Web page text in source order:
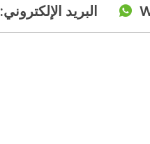
البريد الإلكتروني: